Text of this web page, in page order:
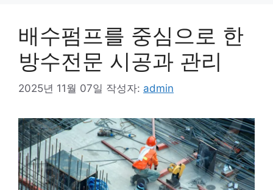
배수펌프를 중심으로 한
방수전문 시공과 관리
2025년 11월 07일 작성자: admin